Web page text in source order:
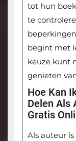
tot hun
te
begint met
keuze kunt
genieten
Hoe Kan
Delen Als
Gratis
Als auteur